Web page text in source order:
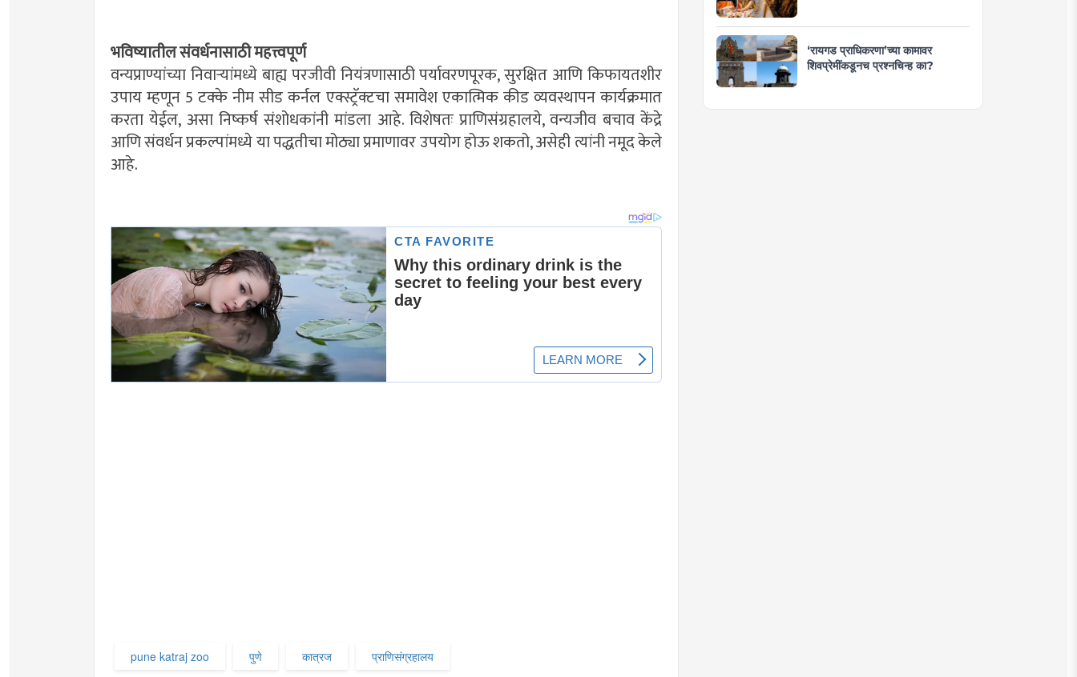
भविष्यातील संवर्धनासाठी महत्त्वपूर्ण
वन्यप्राण्यांच्या निवाऱ्यांमध्ये बाह्य परजीवी नियंत्रणासाठी पर्यावरणपूरक, सुरक्षित आणि किफायतशीर
उपाय म्हणून 5 टक्के नीम सीड कर्नल एक्स्ट्रॅक्टचा समावेश एकात्मिक कीड व्यवस्थापन कार्यक्रमात
करता येईल, असा निष्कर्ष संशोधकांनी मांडला आहे. विशेषतः प्राणिसंग्रहालये, वन्यजीव बचाव केंद्रे
आणि संवर्धन प्रकल्पांमध्ये या पद्धतीचा मोठ्या प्रमाणावर उपयोग होऊ शकतो, असेही त्यांनी नमूद केले
आहे.
pune katraj zoo पुणे कात्रज प्राणिसंग्रहालय
‘रायगड प्राधिकरणा’च्या कामावर
शिवप्रेमींकडूनच प्रश्नचिन्ह का?